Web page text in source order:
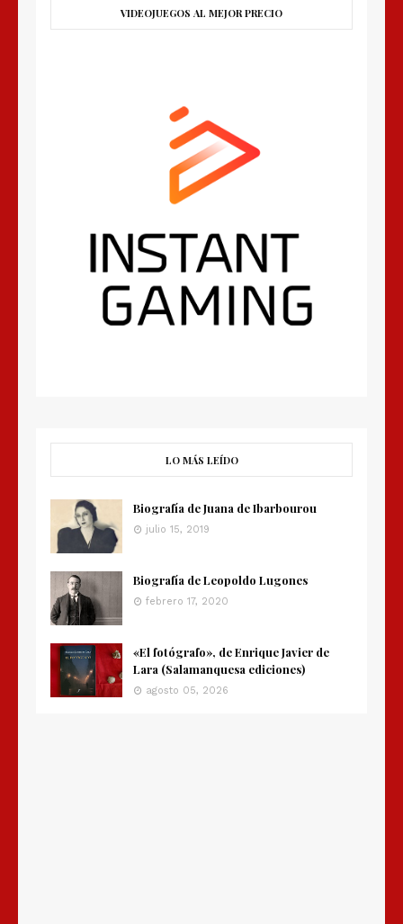
VIDEOJUEGOS AL MEJOR PRECIO
LO MÁS LEÍDO
Biografía de Juana de Ibarbourou
julio 15, 2019
Biografía de Leopoldo Lugones
febrero 17, 2020
«El fotógrafo», de Enrique Javier de
Lara (Salamanquesa ediciones)
agosto 05, 2026